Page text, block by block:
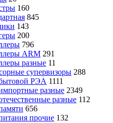
160
845
143
200
796
ARM 291
разные 11
супервизоры 288
РЭА 1111
разные 2349
разные 112
656
прочие 132